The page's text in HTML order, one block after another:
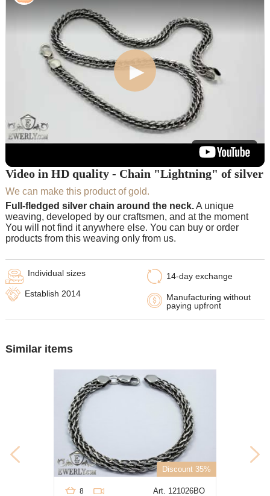
Video in HD quality - Chain "Lightning" of silver
We can make this product of gold.
Full-fledged silver chain around the neck.A unique
weaving, developed by our craftsmen, and at the moment
You will not find it anywhere else. You can buy or order
products from this weaving only from us.
14-day exchange
Manufacturing without
paying upfront
Individual sizes
Establish 2014
Similar items
Discount 35%
Art. 121026BO
8